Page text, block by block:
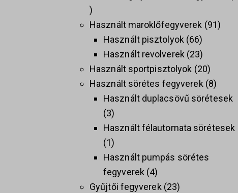
Használt maroklőfegyverek 91
Használt pisztolyok 66
Használt revolverek 23
Használt sportpisztolyok 20
Használt sörétes fegyverek 8
Használt duplacsövű sörétesek
3
Használt félautomata sörétesek
1
Használt pumpás sörétes
fegyverek 4
Gyűjtői fegyverek 23